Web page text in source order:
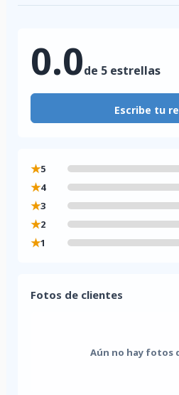
0.0de 5 estrellas
Escribe tu
★5
★4
★3
★2
★1
Fotos de clientes
Aún no hay fotos